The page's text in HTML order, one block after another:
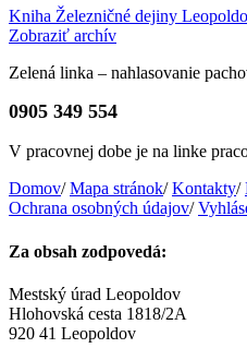
Kniha Železničné dejiny
Zobraziť archív
Zelená linka – nahlasovanie
0905 349 554
V pracovnej dobe je na linke
Domov/ Mapa stránok/ Kontakty/
Ochrana osobných údajov/
Za obsah zodpovedá:
Mestský úrad Leopoldov
Hlohovská cesta 1818/2A
920 41 Leopoldov